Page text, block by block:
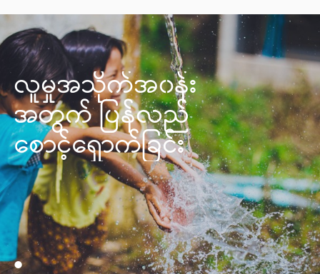
လူမှုအသိုက်အ၀န်း
အတွက် ပြန်လည်
စောင့်ရှောက်ခြင်း